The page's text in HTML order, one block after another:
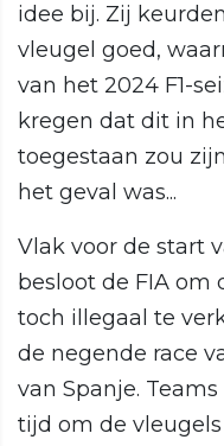
idee bij. Zij
vleugel goed,
van het 2024 F1-
kregen dat dit in
toegestaan zou
het geval was...
Vlak voor de start
besloot de FIA om
toch illegaal te
de negende race
van Spanje.
tijd om de